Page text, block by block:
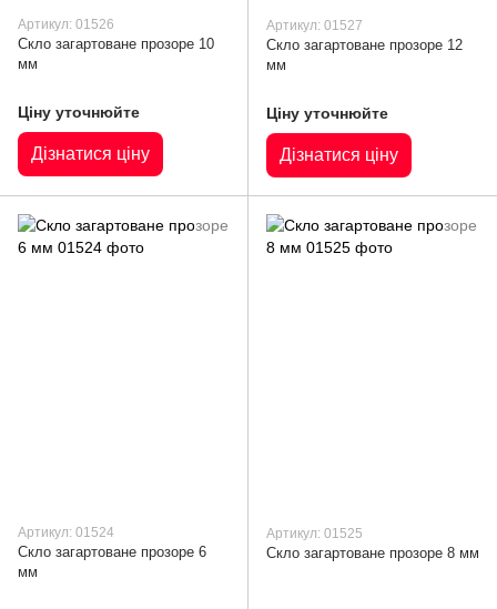
Артикул: 01526
Скло загартоване прозоре 10
мм
Ціну уточнюйте
Дізнатися ціну
Артикул: 01527
Скло загартоване прозоре 12
мм
Ціну уточнюйте
Дізнатися ціну
Артикул: 01524
Скло загартоване прозоре 6
мм
Артикул: 01525
Скло загартоване прозоре 8 мм